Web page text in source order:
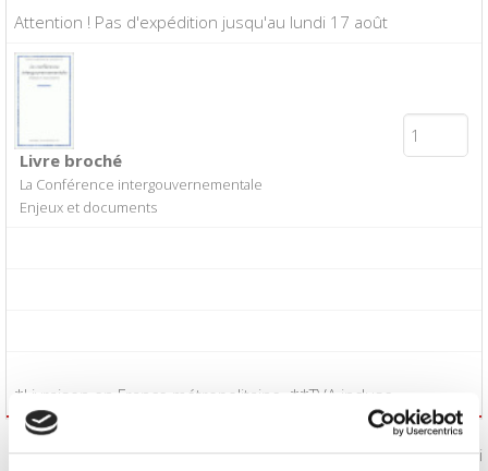
Attention ! Pas d'expédition jusqu'au lundi 17 août
Livre broché
La Conférence intergouvernementale
Enjeux et documents
*Livraison en France métropolitaine. **TVA incluse.
J'accepte lesconditions générales de vente: Oui